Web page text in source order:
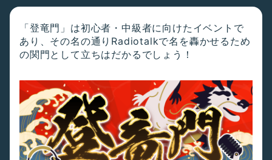
「登竜門」は初心者・中級者に向けたイベントで
あり、その名の通りRadiotalkで名を轟かせるため
の関門として立ちはだかるでしょう！